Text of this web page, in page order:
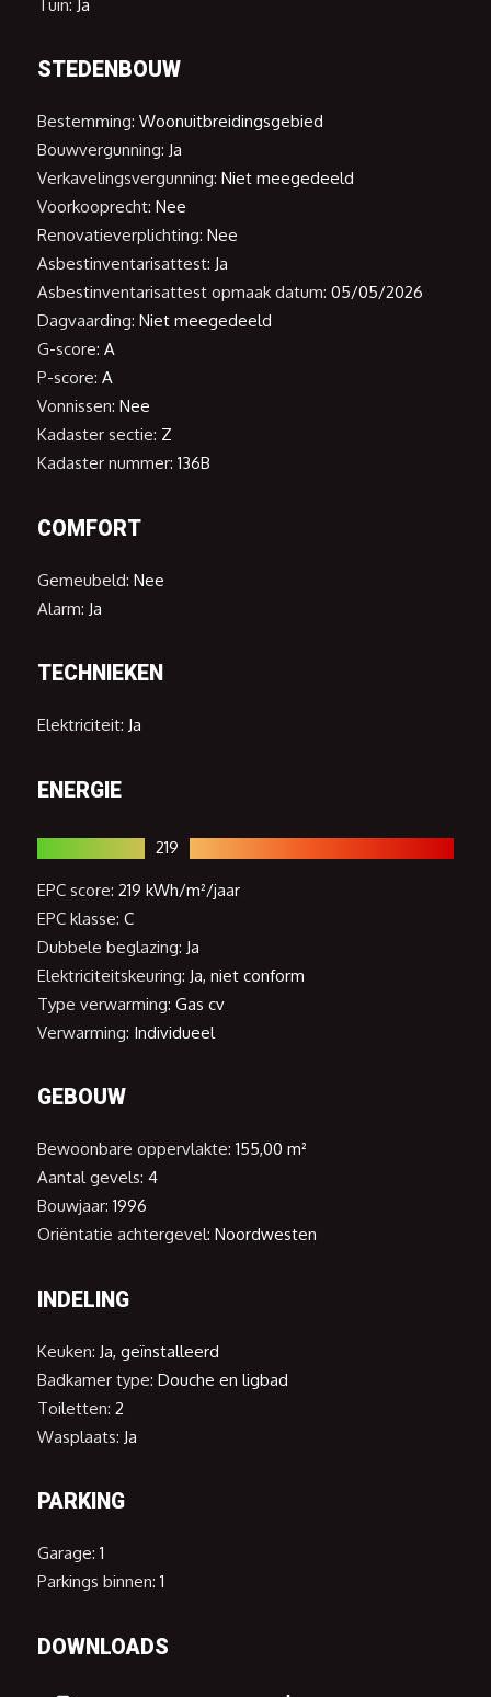
Tuin: Ja
STEDENBOUW
Bestemming: Woonuitbreidingsgebied
Bouwvergunning: Ja
Verkavelingsvergunning: Niet meegedeeld
Voorkooprecht: Nee
Renovatieverplichting: Nee
Asbestinventarisattest: Ja
Asbestinventarisattest opmaak datum: 05/05/2026
Dagvaarding: Niet meegedeeld
G-score: A
P-score: A
Vonnissen: Nee
Kadaster sectie: Z
Kadaster nummer: 136B
COMFORT
Gemeubeld: Nee
Alarm: Ja
TECHNIEKEN
Elektriciteit: Ja
ENERGIE
219
EPC score: 219 kWh/m²/jaar
EPC klasse: C
Dubbele beglazing: Ja
Elektriciteitskeuring: Ja, niet conform
Type verwarming: Gas cv
Verwarming: Individueel
GEBOUW
Bewoonbare oppervlakte: 155,00 m²
Aantal gevels: 4
Bouwjaar: 1996
Oriëntatie achtergevel: Noordwesten
INDELING
Keuken: Ja, geïnstalleerd
Badkamer type: Douche en ligbad
Toiletten: 2
Wasplaats: Ja
PARKING
Garage: 1
Parkings binnen: 1
DOWNLOADS